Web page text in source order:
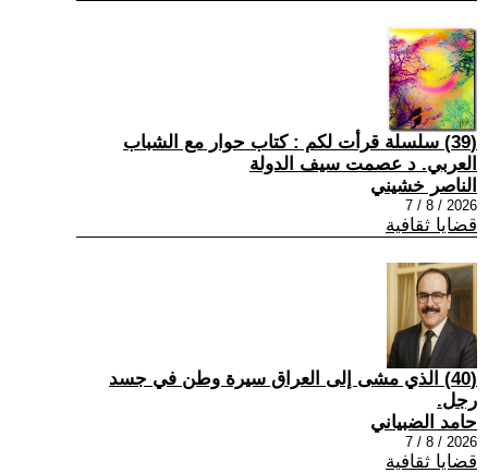
(39) سلسلة قرأت لكم : كتاب حوار مع الشباب
العربي. د عصمت سيف الدولة
الناصر خشيني
2026 / 8 / 7
قضايا ثقافية
(40) الذي مشى إلى العراق سيرة وطن في جسد
رجل.
حامد الضبياني
2026 / 8 / 7
قضايا ثقافية